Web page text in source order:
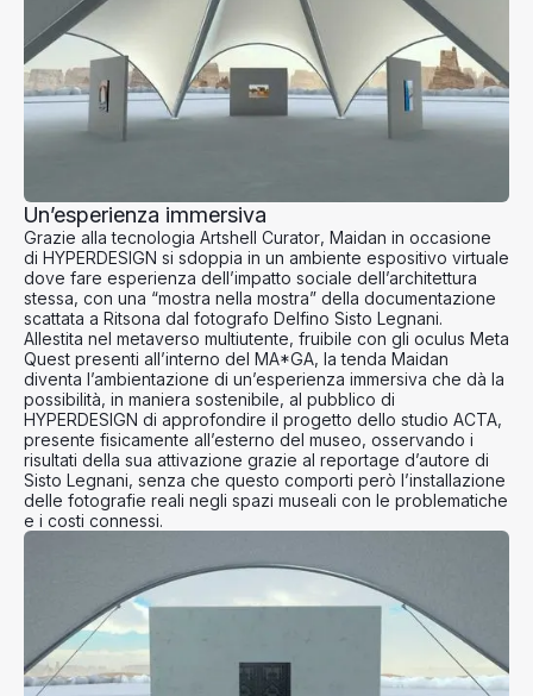
Un’esperienza immersiva
Grazie alla tecnologia Artshell Curator, Maidan in occasione
di HYPERDESIGN si sdoppia in un ambiente espositivo virtuale
dove fare esperienza dell’impatto sociale dell’architettura
stessa, con una “mostra nella mostra” della documentazione
scattata a Ritsona dal fotografo Delfino Sisto Legnani.
Allestita nel metaverso multiutente, fruibile con gli oculus Meta
Quest presenti all’interno del MA*GA, la tenda Maidan
diventa l’ambientazione di un’esperienza immersiva che dà la
possibilità, in maniera sostenibile, al pubblico di
HYPERDESIGN di approfondire il progetto dello studio ACTA,
presente fisicamente all’esterno del museo, osservando i
risultati della sua attivazione grazie al reportage d’autore di
Sisto Legnani, senza che questo comporti però l’installazione
delle fotografie reali negli spazi museali con le problematiche
e i costi connessi.